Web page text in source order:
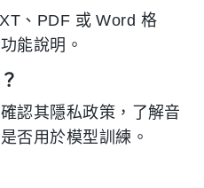
、PDF 或 Word 格
能說明。
認其隱私政策，了解音
否用於模型訓練。